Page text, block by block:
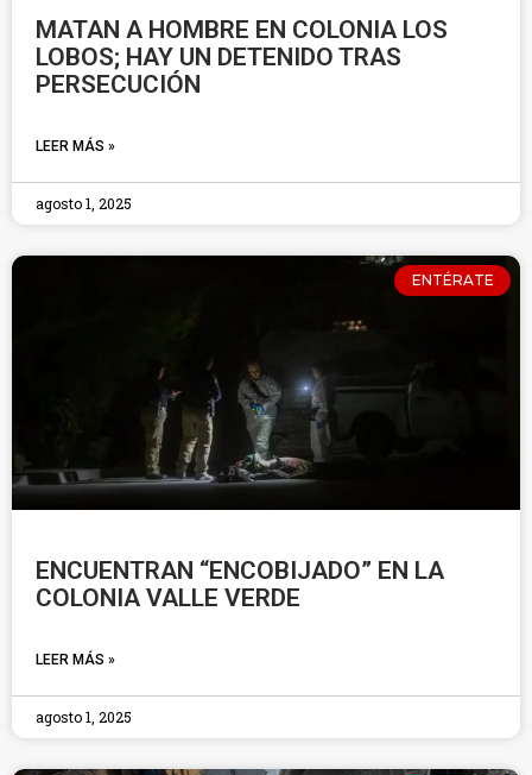
MATAN A HOMBRE EN COLONIA LOS
LOBOS; HAY UN DETENIDO TRAS
PERSECUCIÓN
LEER MÁS »
agosto 1, 2025
ENTÉRATE
ENCUENTRAN “ENCOBIJADO” EN LA
COLONIA VALLE VERDE
LEER MÁS »
agosto 1, 2025